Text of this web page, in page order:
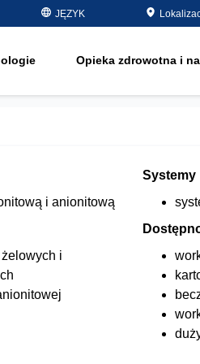
JĘZYK
Opieka zdrowotna i
- elektronika
usuwanie
zmiękczanie
Water
i anionitową
i
Systemy